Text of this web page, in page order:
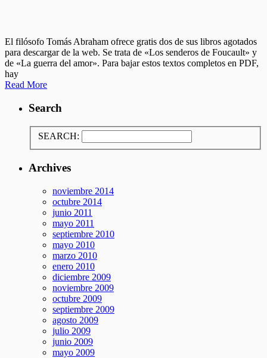
El filósofo Tomás Abraham ofrece gratis dos de sus libros agotados
para descargar de la web. Se trata de «Los senderos de Foucault» y
de «La guerra del amor». Para bajar estos textos completos en PDF,
hay
Read More
Search
SEARCH:
Archives
noviembre 2014
octubre 2014
junio 2011
mayo 2011
septiembre 2010
mayo 2010
marzo 2010
enero 2010
diciembre 2009
noviembre 2009
octubre 2009
septiembre 2009
agosto 2009
julio 2009
junio 2009
mayo 2009